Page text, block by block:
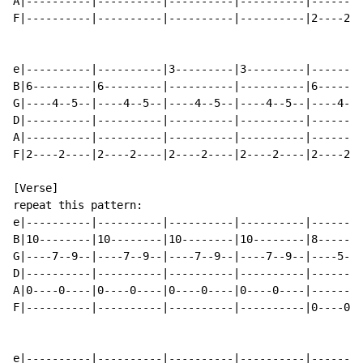
F|----------|----------|----------|----------|2----
e|----------|----------|3---------|3---------
B|6---------|6---------|----------|----------
G|----4--5--|----4--5--|----4--5--|----4--5--|----
D|----------|----------|----------|----------
A|----------|----------|----------|----------
F|2----2----|2----2----|2----2----|2----2----|2----
[Verse]
repeat this pattern:
e|----------|----------|----------|----------
B|10--------|10--------|10--------|10--------
G|----7--9--|----7--9--|----7--9--|----7--9--|----
D|----------|----------|----------|----------
A|0----0----|0----0----|0----0----|0----0----
F|----------|----------|----------|----------|0----
e|----------|----------|----------|----------